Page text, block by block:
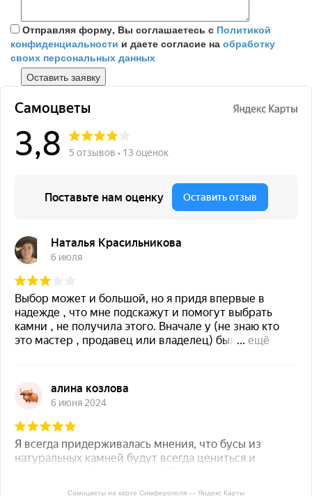
Отправляя форму, Вы соглашаетесь с Политикой
конфиденциальности и даете согласие на обработку
своих персональных данных
Самоцветы на карте Симферополя — Яндекс Карты